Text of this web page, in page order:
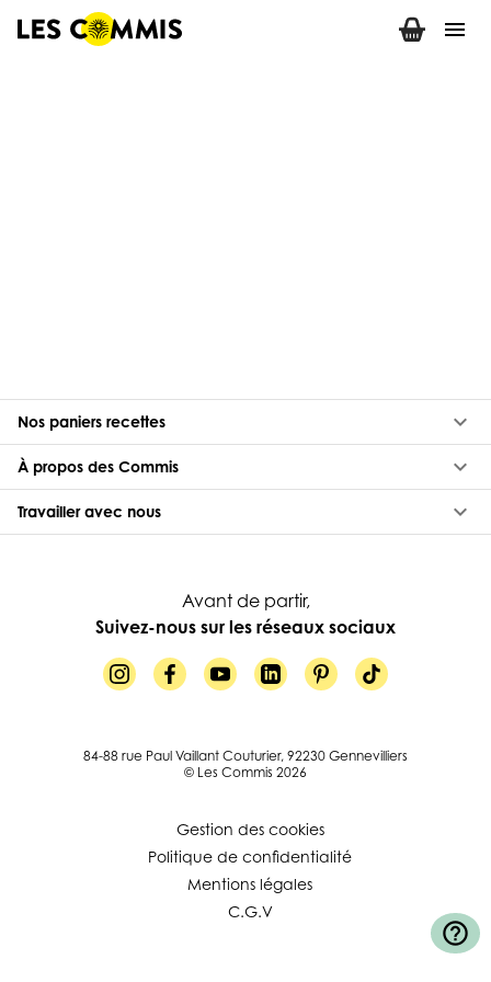
menu
Nos paniers recettes keyboard_arrow_down
À propos des Commis keyboard_arrow_down
Travailler avec nous keyboard_arrow_down
Avant de partir,
Suivez-nous sur les réseaux sociaux
84-88 rue Paul Vaillant Couturier, 92230 Gennevilliers
© Les Commis 2026
Gestion des cookies
Politique de confidentialité
Mentions légales
C.G.V
help_outline